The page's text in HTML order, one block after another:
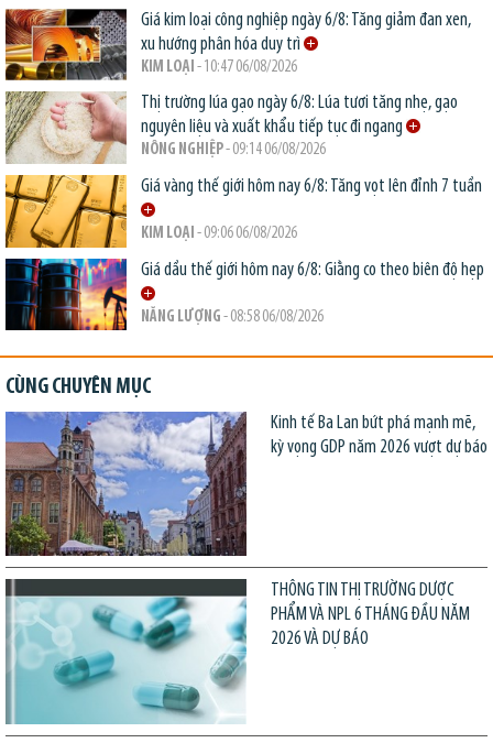
Giá kim loại công nghiệp ngày 6/8: Tăng giảm đan xen,
xu hướng phân hóa duy trì
KIM LOẠI - 10:47 06/08/2026
Thị trường lúa gạo ngày 6/8: Lúa tươi tăng nhẹ, gạo
nguyên liệu và xuất khẩu tiếp tục đi ngang
NÔNG NGHIỆP- 09:14 06/08/2026
Giá vàng thế giới hôm nay 6/8: Tăng vọt lên đỉnh 7 tuần
KIM LOẠI - 09:06 06/08/2026
Giá dầu thế giới hôm nay 6/8: Giằng co theo biên độ hẹp
NĂNG LƯỢNG - 08:58 06/08/2026
CÙNG CHUYÊN MỤC
Kinh tế Ba Lan bứt phá mạnh mẽ,
kỳ vọng GDP năm 2026 vượt dự báo
THÔNG TIN THỊ TRƯỜNG DƯỢC
PHẨM VÀ NPL 6 THÁNG ĐẦU NĂM
2026 VÀ DỰ BÁO